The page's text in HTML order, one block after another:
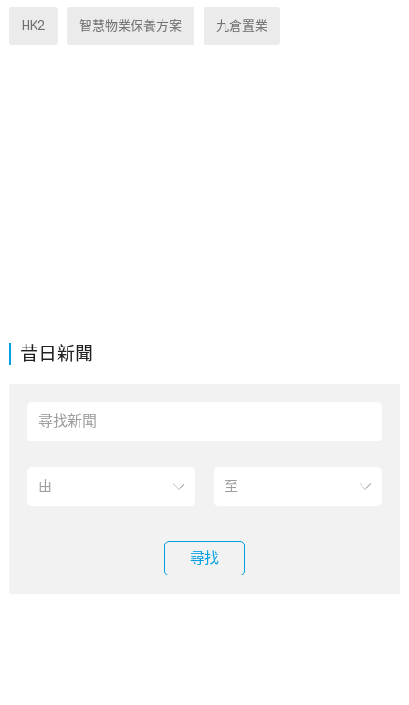
昔日新聞
尋找
HK2 智慧物業保養方案 九倉置業